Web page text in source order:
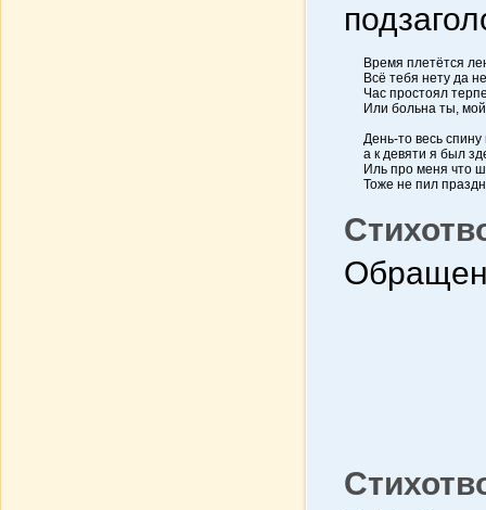
Время плетётся
Всё тебя нету да
Час простоял
Или больна ты,
День-то весь спину
а к девяти я был
Иль про меня что
Тоже не пил